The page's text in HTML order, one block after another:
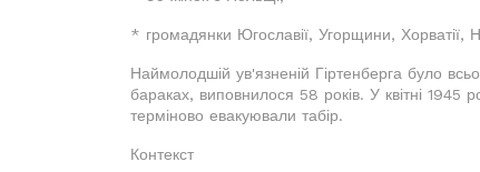
* громадянки Югославії, Угорщини, Хорватії,
Наймолодшій ув'язненій Гіртенберга було
бараках, виповнилося 58 років. У квітні
терміново евакуювали табір.
Контекст